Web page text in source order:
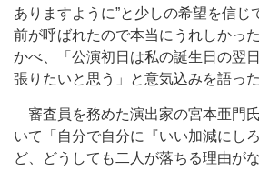
ありますように”と少しの希望を信じ
前が呼ばれたので本当にうれしかっ
かべ、「公演初日は私の誕生日の翌
張りたいと思う」と意気込みを語った
審査員を務めた演出家の宮本亜門
いて「自分で自分に『いい加減にし
ど、どうしても二人が落ちる理由が